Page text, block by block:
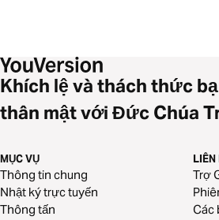
Khích lệ và thách thức
thân mật với Đức Chúa
MỤC VỤ
Thông tin chung
Nhật ký trực tuyến
Thông tấn
LIÊN
Trợ
Các